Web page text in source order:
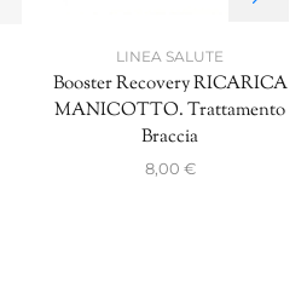
LINEA SALUTE
Booster Recovery RICARICA
MANICOTTO. Trattamento
Braccia
8,00 €